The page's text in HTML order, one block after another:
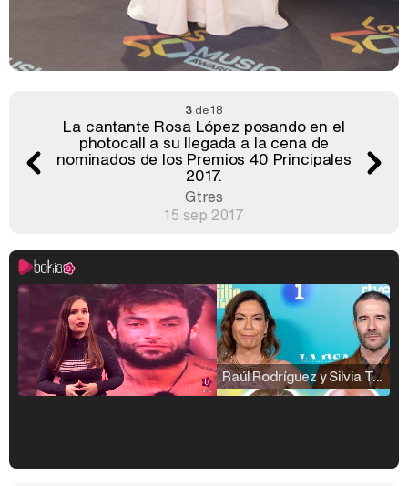
3de 18
La cantante Rosa López posando en el
photocall a su llegada a la cena de
nominados de los Premios 40 Principales
2017.
Gtres
15 sep 2017
Raúl Rodríguez y Silvia Taulés nos cuentan su papel en 'La familia de la tele'